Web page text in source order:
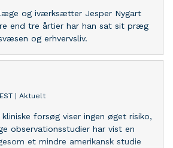
læge og iværksætter Jesper Nygart
end tre årtier har han sat sit præg
og erhvervsliv.
Aktuelt
forsøg viser ingen øget risiko,
observationsstudier har vist en
et mindre amerikansk studie